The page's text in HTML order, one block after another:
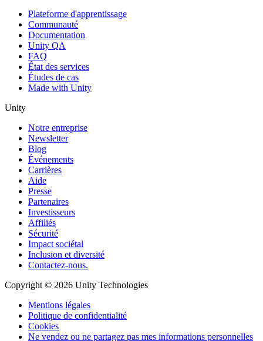
Plateforme d'apprentissage
Communauté
Documentation
Unity QA
FAQ
État des services
Études de cas
Made with Unity
Unity
Notre entreprise
Newsletter
Blog
Événements
Carrières
Aide
Presse
Partenaires
Investisseurs
Affiliés
Sécurité
Impact sociétal
Inclusion et diversité
Contactez-nous.
Copyright © 2026 Unity Technologies
Mentions légales
Politique de confidentialité
Cookies
Ne vendez ou ne partagez pas mes informations personnelles